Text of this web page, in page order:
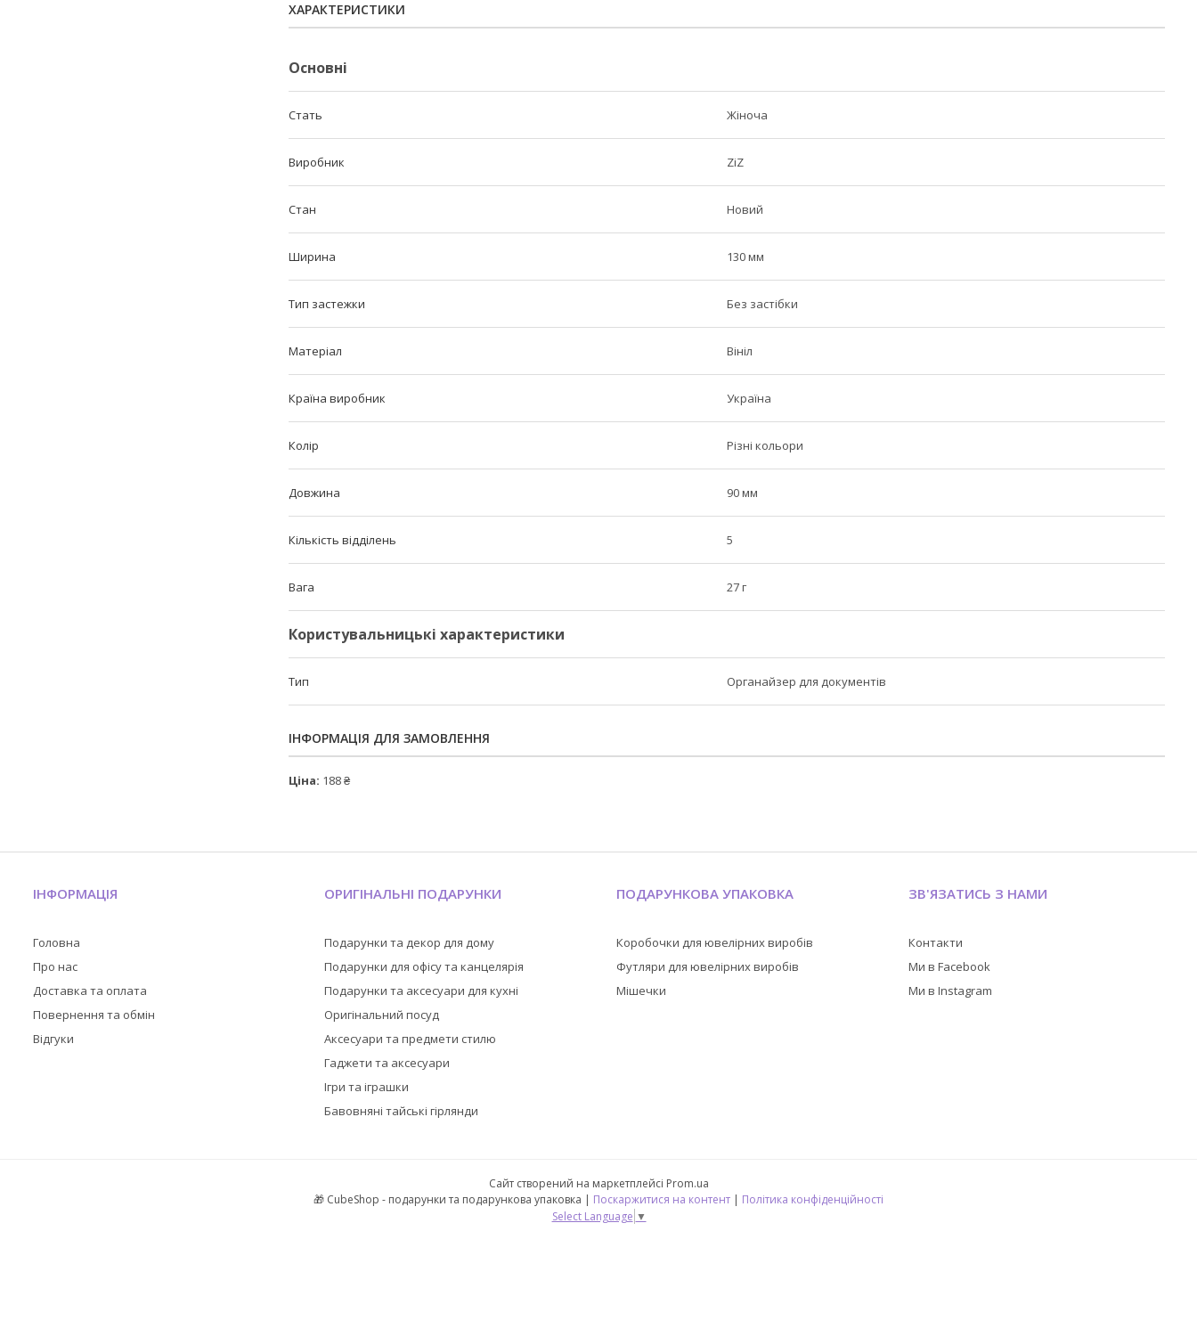
ХАРАКТЕРИСТИКИ
Основні
Стать Жіноча
Виробник ZiZ
Стан Новий
Ширина 130 мм
Тип застежки Без застібки
Матеріал Вініл
Країна виробник Україна
Колір Різні кольори
Довжина 90 мм
Кількість відділень 5
Вага 27 г
Користувальницькі характеристики
Тип Органайзер для документів
ІНФОРМАЦІЯ ДЛЯ ЗАМОВЛЕННЯ
Ціна: 188 ₴
ІНФОРМАЦІЯ
Головна
Про нас
Доставка та оплата
Повернення та обмін
Відгуки
ОРИГІНАЛЬНІ ПОДАРУНКИ
Подарунки та декор для дому
Подарунки для офісу та канцелярія
Подарунки та аксесуари для кухні
Оригінальний посуд
Аксесуари та предмети стилю
Гаджети та аксесуари
Ігри та іграшки
Бавовняні тайські гірлянди
ПОДАРУНКОВА УПАКОВКА
Коробочки для ювелірних виробів
Футляри для ювелірних виробів
Мішечки
ЗВ'ЯЗАТИСЬ З НАМИ
Контакти
Ми в Facebook
Ми в Instagram
Сайт створений на маркетплейсі Prom.ua
🎁 CubeShop - подарунки та подарункова упаковка | Поскаржитися на контент | Політика конфіденційності
Select Language ▼